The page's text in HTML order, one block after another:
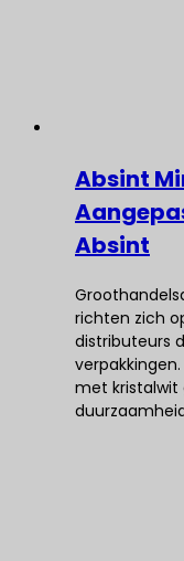
Absint
Absint
richten zich
distributeurs
met kristalwit